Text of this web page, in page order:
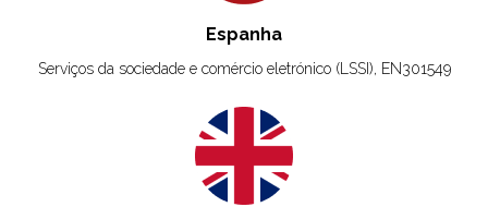
Espanha
Serviços da sociedade e comércio eletrónico (LSSI), EN301549